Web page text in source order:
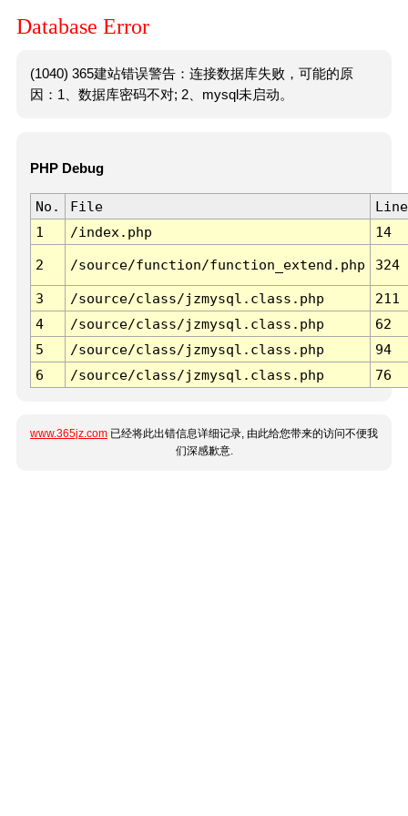
Database Error
(1040) 365建站错误警告：连接数据库失败，可能的原
因：1、数据库密码不对; 2、mysql未启动。
PHP Debug
No. File
Line
1
/index.php 14
2 /source/function/function_extend.php 324
3 /source/class/jzmysql.class.php
211
4
/source/class/jzmysql.class.php
62
5
/source/class/jzmysql.class.php
94
6
/source/class/jzmysql.class.php 76
www.365jz.com 已经将此出错信息详细记录, 由此给您带来的访问不便我
们深感歉意.